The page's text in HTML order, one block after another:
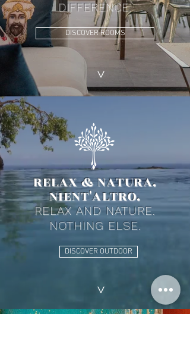
DIFFERENCE.
DISCOVER ROOMS
>
RELAX & NATURA.
NIENT'ALTRO.
RELAX AND NATURE.
NOTHING ELSE.
DISCOVER OUTDOOR
>